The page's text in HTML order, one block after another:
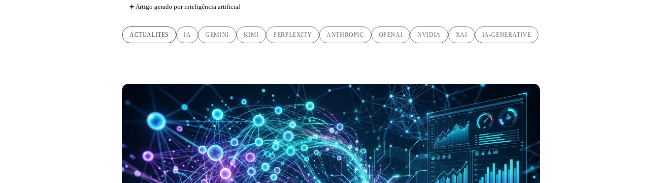
Artigo gerado por inteligência artificial
ACTUALITES IA GEMINI KIMI PERPLEXITY ANTHROPIC OPENAI NVIDIA XAI IA-GENERATIVE